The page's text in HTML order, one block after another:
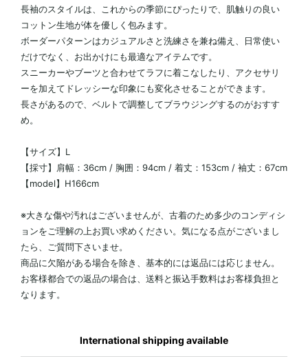
長袖のスタイルは、これからの季節にぴったりで、肌触りの良い
コットン生地が体を優しく包みます。
ボーダーパターンはカジュアルさと洗練さを兼ね備え、日常使い
だけでなく、お出かけにも最適なアイテムです。
スニーカーやブーツと合わせてラフに着こなしたり、アクセサリ
ーを加えてドレッシーな印象にも変化させることができます。
長さがあるので、ベルトで調整してブラウジングするのがおすす
め。
【サイズ】L
【採寸】肩幅：36cm / 胸囲：94cm / 着丈：153cm / 袖丈：67cm
【model】H166cm
※大きな傷や汚れはございませんが、古着のため多少のコンディシ
ョンをご理解の上お買い求めください。気になる点がございまし
たら、ご質問下さいませ。
商品に欠陥がある場合を除き、基本的には返品には応じません。
お客様都合での返品の場合は、送料と振込手数料はお客様負担と
なります。
International shipping available